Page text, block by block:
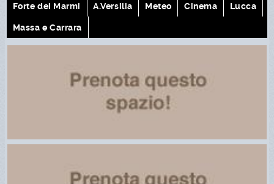
Forte dei Marmi A.Versilia Meteo Cinema Lucca
Massa e Carrara